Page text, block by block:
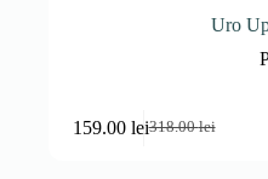
Uro
318.00lei
Prețul
159.00 leiPrețul